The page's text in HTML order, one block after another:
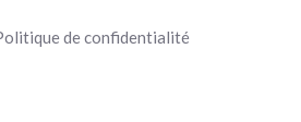
de confidentialité